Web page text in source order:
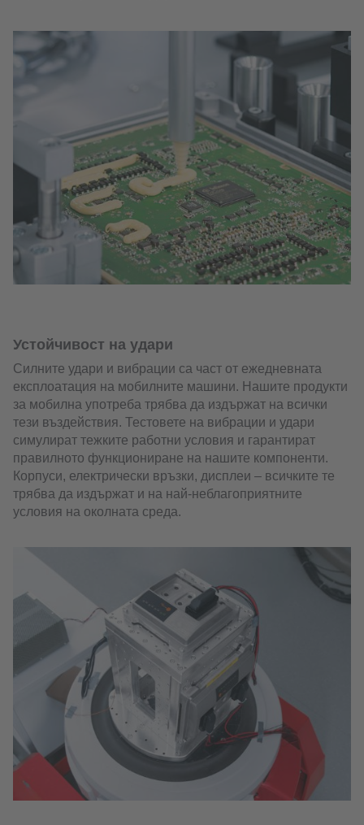
Устойчивост на удари
Силните удари и вибрации са част от ежедневната
експлоатация на мобилните машини. Нашите продукти
за мобилна употреба трябва да издържат на всички
тези въздействия. Тестовете на вибрации и удари
симулират тежките работни условия и гарантират
правилното функциониране на нашите компоненти.
Корпуси, електрически връзки, дисплеи – всичките те
трябва да издържат и на най-неблагоприятните
условия на околната среда.